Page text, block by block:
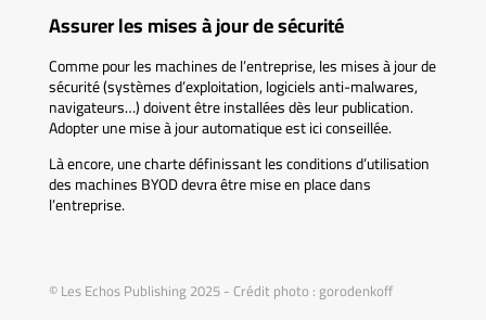
Assurer les mises à jour de sécurité
Comme pour les machines de l’entreprise, les mises à jour de
sécurité (systèmes d’exploitation, logiciels anti-malwares,
navigateurs…) doivent être installées dès leur publication.
Adopter une mise à jour automatique est ici conseillée.
Là encore, une charte définissant les conditions d’utilisation
des machines BYOD devra être mise en place dans
l’entreprise.
© Les Echos Publishing 2025 - Crédit photo : gorodenkoff